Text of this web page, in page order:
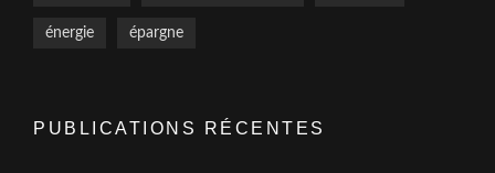
énergie épargne
PUBLICATIONS RÉCENTES